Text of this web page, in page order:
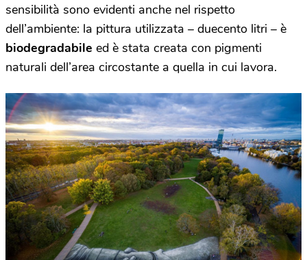
sensibilità sono evidenti anche nel rispetto
dell’ambiente: la pittura utilizzata – duecento litri – è
biodegradabile ed è stata creata con pigmenti
naturali dell’area circostante a quella in cui lavora.